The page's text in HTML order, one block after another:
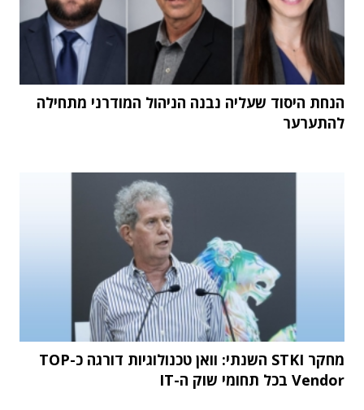
הנחת היסוד שעליה נבנה הניהול המודרני מתחילה
להתערער
מחקר STKI השנתי: וואן טכנולוגיות דורגה כ-TOP
Vendor בכל תחומי שוק ה-IT